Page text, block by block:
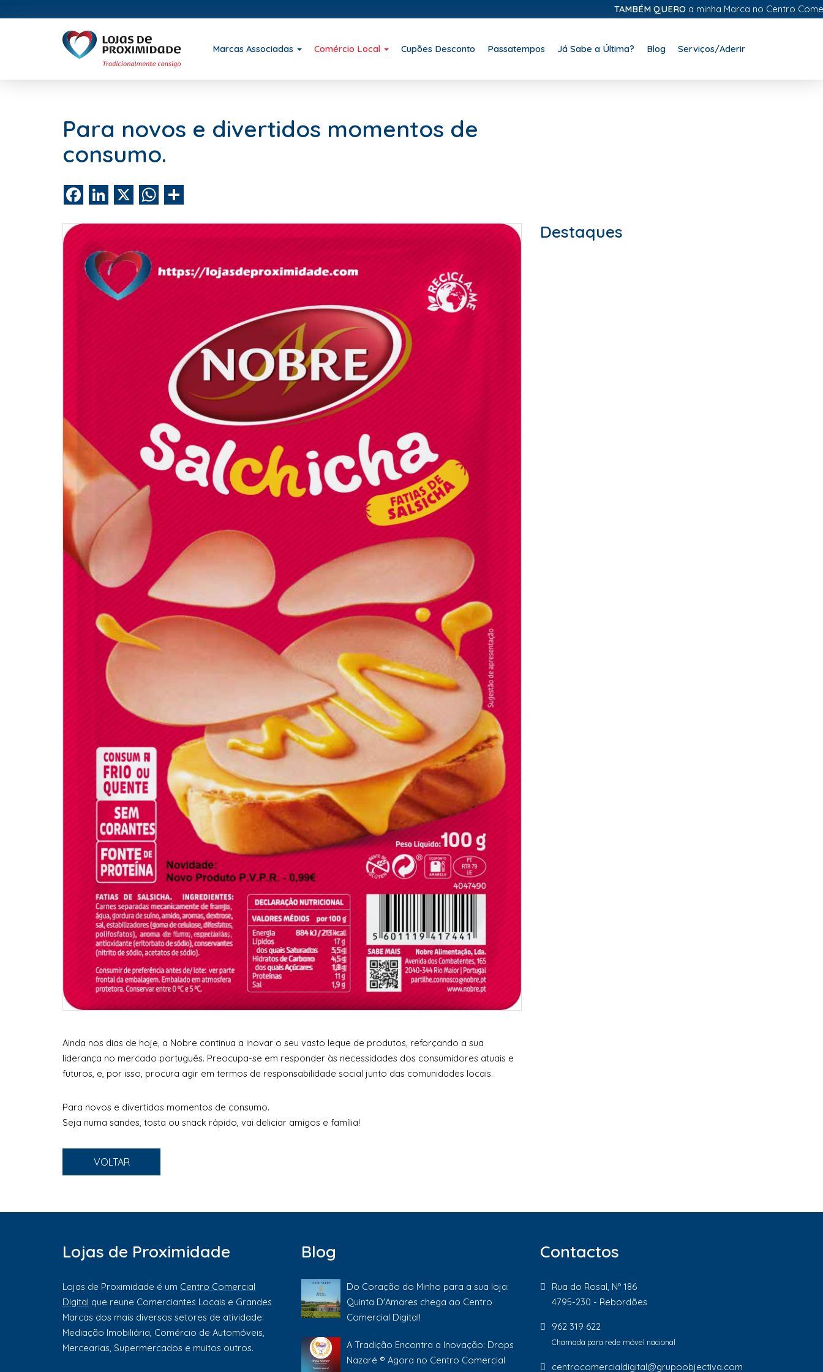
TAMBÉM QUEROa minha Marca no Centro Comercial
Marcas Associadas Comércio Local Cupões Desconto Passatempos Já Sabe a Última? Blog Serviços/Aderir
Para novos e divertidos momentos de
consumo.
FacebookLinkedIn WhatsApp
Ainda nos dias de hoje, a Nobre continua a inovar o seu vasto leque de produtos, reforçando a sua
liderança no mercado português. Preocupa-se em responder às necessidades dos consumidores atuais e
futuros, e, por isso, procura agir em termos de responsabilidade social junto das comunidades locais.
Para novos e divertidos momentos de consumo.
Seja numa sandes, tosta ou snack rápido, vai deliciar amigos e família!
VOLTAR
Destaques
Lojas de Proximidade
Lojas de Proximidade é um Centro Comercial
Digital que reune Comerciantes Locais e Grandes
Marcas dos mais diversos setores de atividade:
Mediação Imobiliária, Comércio de Automóveis,
Mercearias, Supermercados e muitos outros.
Blog
Do Coração do Minho para a sua loja:
Quinta D'Amares chega ao Centro
Comercial Digital!
A Tradição Encontra a Inovação: Drops
Nazaré ® Agora no Centro Comercial
Contactos
Rua do Rosal, Nº 186
4795-230 - Rebordões
962 319 622
Chamada para rede móvel nacional
centrocomercialdigital@grupoobjectiva.com